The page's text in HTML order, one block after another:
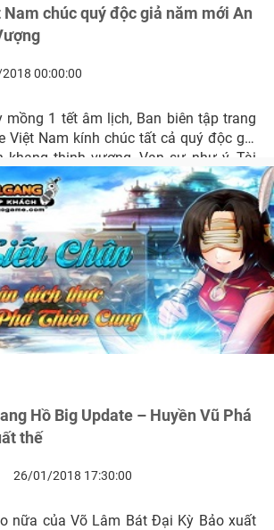
chúc quý độc giả năm mới An
00:00:00
mồng 1 tết âm lịch, Ban biên tập trang
Việt Nam kính chúc tất cả quý độc giả
khang thịnh vượng, Vạn sự như ý, Tài
Hồ Big Update – Huyền Vũ Phá
thế
26/01/2018 17:30:00
nữa của Võ Lâm Bát Đại Kỳ Bảo xuất